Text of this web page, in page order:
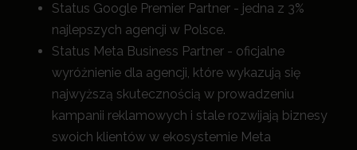
Status Google Premier Partner - jedna z 3%
najlepszych agencji w Polsce.
Status Meta Business Partner - oficjalne
wyróżnienie dla agencji, które wykazują się
najwyższą skutecznością w prowadzeniu
kampanii reklamowych i stale rozwijają biznesy
swoich klientów w ekosystemie Meta